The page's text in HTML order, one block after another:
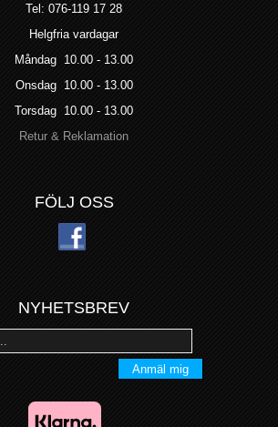
Tel: 076-119 17 28
Helgfria vardagar
Måndag 10.00 - 13.00
Onsdag 10.00 - 13.00
Torsdag 10.00 - 13.00
Retur & Reklamation
FÖLJ OSS
NYHETSBREV
Anmäl mig